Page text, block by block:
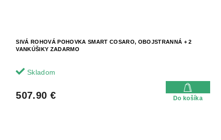
SIVÁ ROHOVÁ POHOVKA SMART COSARO, OBOJSTRANNÁ + 2
VANKÚŠIKY ZADARMO
Skladom
507.90 € Do košíka